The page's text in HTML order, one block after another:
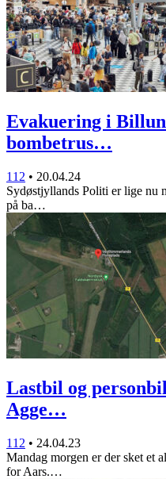
Evakuering i
bombetrus…
112 • 20.04.24
Sydøstjyllands Politi er lige nu
på ba…
Lastbil og
Agge…
112 • 24.04.23
Mandag morgen er der sket et
for Aars.…